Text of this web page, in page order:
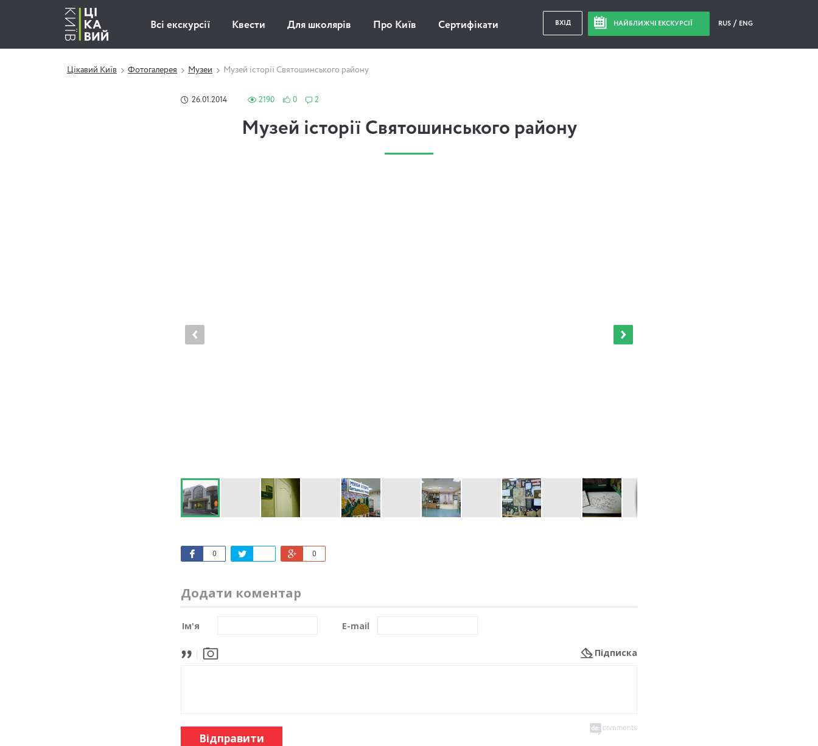
Всі екскурсії Квести Для школярів Про Київ Сертифікати ВХІД НАЙБЛИЖЧІ ЕКСКУРСІЇ RUS ENG
Цікавий Київ Фотогалерея Музеи Музей історії Святошинського району
26.01.2014 2190 0 2
Музей історії Святошинського району
0 0
Додати коментар
Ім'я E-mail
Підписка
Відправити